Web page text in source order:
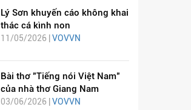
Lý Sơn khuyến cáo không khai
thác cá kình non
11/05/2026 | VOVVN
Bài thơ "Tiếng nói Việt Nam"
của nhà thơ Giang Nam
03/06/2026 | VOVVN